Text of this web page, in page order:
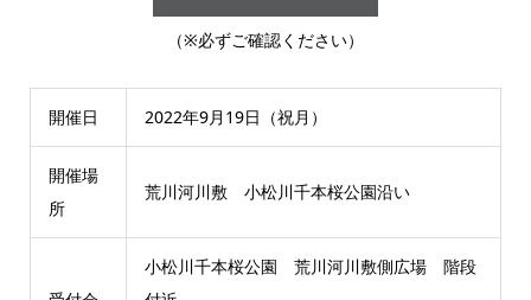
（※必ずご確認ください）
開催日 2022年9月19日（祝月）
開催場
所
荒川河川敷 小松川千本桜公園沿い
小松川千本桜公園 荒川河川敷側広場 階段